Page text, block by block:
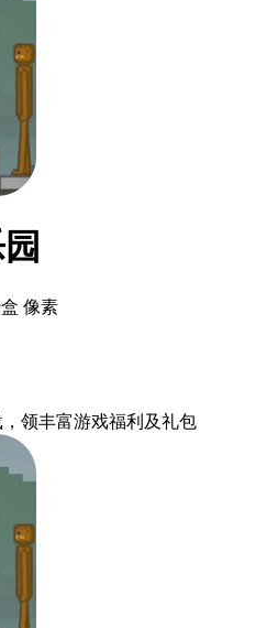
像素
，领丰富游戏福利 及礼包